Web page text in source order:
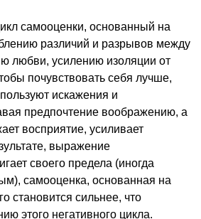
самооценки, основанный на
различий и разрывов между
любви, усилению изоляции от
почувствовать себя лучше,
искажения и
предпочтение воображению, а
восприятие, усиливает
выражение
своего предела (иногда
самооценка, основанная на
становится сильнее, что
этого негативного цикла.